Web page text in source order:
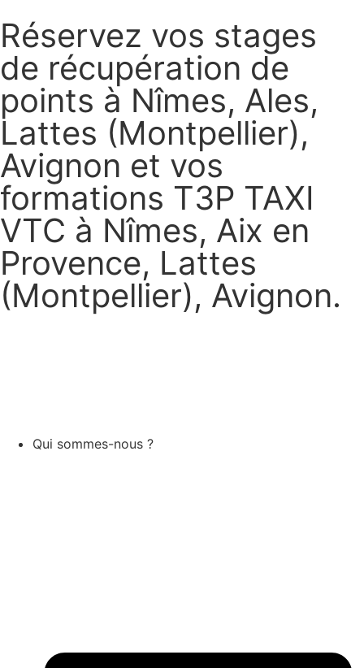
Réservez vos stages
de récupération de
points à Nîmes, Ales,
Lattes (Montpellier),
Avignon et vos
formations T3P TAXI
VTC à Nîmes, Aix en
Provence, Lattes
(Montpellier), Avignon.
Qui sommes-nous ?